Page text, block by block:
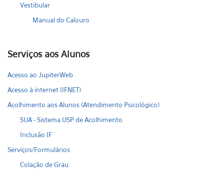
Vestibular
Manual do Calouro
Serviços aos Alunos
Acesso ao JupiterWeb
Acesso à internet (IFNET)
Acolhimento aos Alunos (Atendimento Psicológico)
SUA - Sistema USP de Acolhimento
Inclusão IF
Serviços/Formulários
Colação de Grau